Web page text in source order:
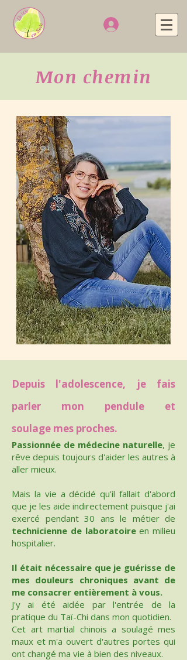
Mon chemin
Depuis l'adolescence, je fais
parler mon pendule et
soulage mes proches.
Passionnée de médecine naturelle, je
rêve depuis toujours d'aider les autres à
aller mieux.
Mais la vie a décidé qu'il fallait d'abord
que je les aide indirectement puisque j'ai
exercé pendant 30 ans le métier de
technicienne de laboratoireen milieu
hospitalier.
Il était nécessaire que je guérisse de
mes douleurs chroniques avant de
me consacrer entièrement à vous.
J'y ai été aidée par l'entrée de la
pratique du Taï-Chi dans mon quotidien.
Cet art martial chinois a soulagé mes
maux et m'a ouvert d'autres portes qui
ont changé ma vie à bien des niveaux.